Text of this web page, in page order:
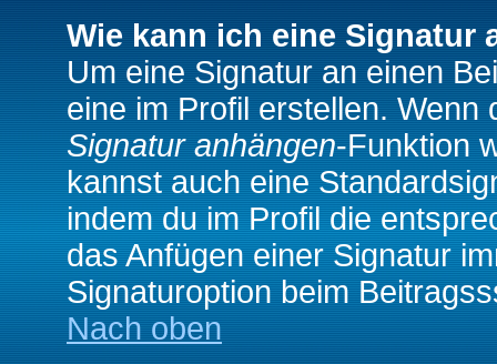
Wie kann ich eine Signatur
Um eine Signatur an einen
eine im Profil erstellen.
Signatur anhängen-Funktion
kannst auch eine
indem du im Profil die
das Anfügen einer Signatur
Signaturoption beim
Nach oben